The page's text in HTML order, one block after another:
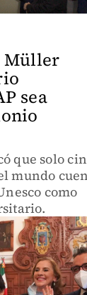
Müller
sea
que solo
mundo
como